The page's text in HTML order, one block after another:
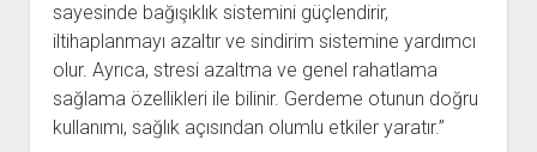
sayesinde bağışıklık sistemini güçlendirir,
iltihaplanmayı azaltır ve sindirim sistemine yardımcı
olur. Ayrıca, stresi azaltma ve genel rahatlama
sağlama özellikleri ile bilinir. Gerdeme otunun doğru
kullanımı, sağlık açısından olumlu etkiler yaratır.”